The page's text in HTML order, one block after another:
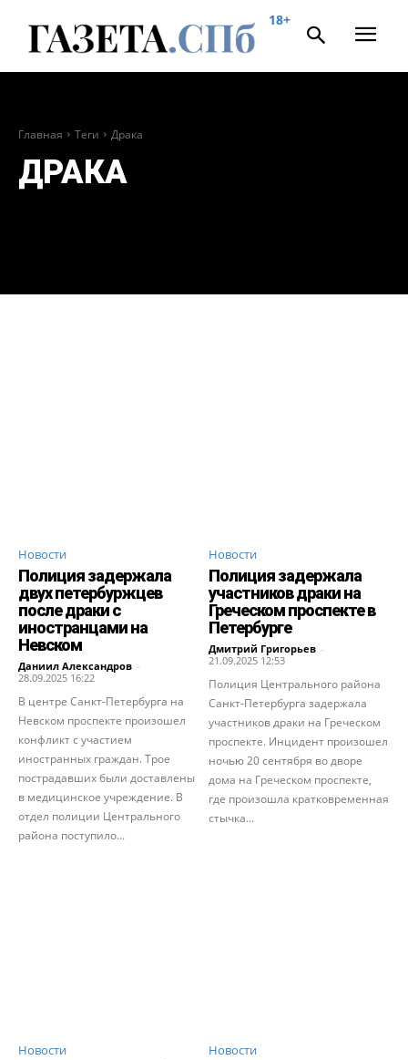
18+
Главная Теги Драка
ДРАКА
Новости
Полиция задержала
двух петербуржцев
после драки с
иностранцами на
Невском
Даниил Александров -
28.09.2025 16:22
В центре Санкт-Петербурга на
Невском проспекте произошел
конфликт с участием
иностранных граждан. Трое
пострадавших были доставлены
в медицинское учреждение. В
отдел полиции Центрального
района поступило...
Новости
Полиция задержала
участников драки на
Греческом проспекте в
Петербурге
Дмитрий Григорьев -
21.09.2025 12:53
Полиция Центрального района
Санкт-Петербурга задержала
участников драки на Греческом
проспекте. Инцидент произошел
ночью 20 сентября во дворе
дома на Греческом проспекте,
где произошла кратковременная
стычка...
Новости Новости